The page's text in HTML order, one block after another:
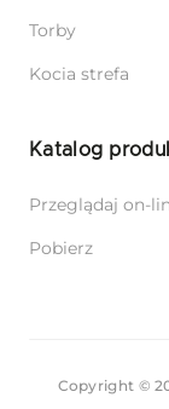
Torby
Kocia strefa
Katalog
Przeglądaj on-
Pobierz
Copyright ©